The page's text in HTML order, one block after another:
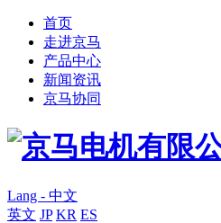
首页
走进京马
产品中心
新闻资讯
京马协同
Lang - 中文
英文 JP KR ES